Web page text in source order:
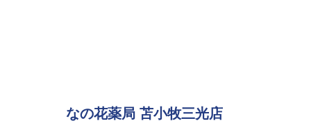
なの花薬局 苫小牧三光店